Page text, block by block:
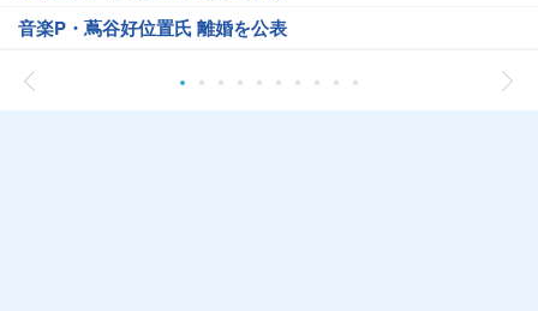
音楽P・蔦谷好位置氏 離婚を公表